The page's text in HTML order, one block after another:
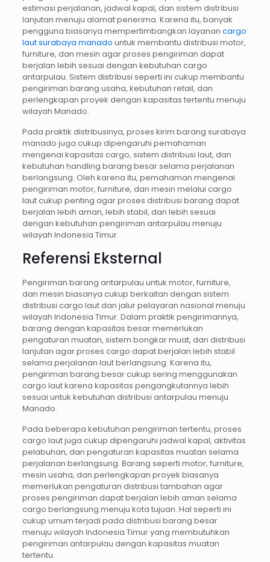
estimasi perjalanan, jadwal kapal, dan sistem distribusi
lanjutan menuju alamat penerima. Karena itu, banyak
pengguna biasanya mempertimbangkan layanan cargo
laut surabaya manado untuk membantu distribusi motor,
furniture, dan mesin agar proses pengiriman dapat
berjalan lebih sesuai dengan kebutuhan cargo
antarpulau. Sistem distribusi seperti ini cukup membantu
pengiriman barang usaha, kebutuhan retail, dan
perlengkapan proyek dengan kapasitas tertentu menuju
wilayah Manado.
Pada praktik distribusinya, proses kirim barang surabaya
manado juga cukup dipengaruhi pemahaman
mengenai kapasitas cargo, sistem distribusi laut, dan
kebutuhan handling barang besar selama perjalanan
berlangsung. Oleh karena itu, pemahaman mengenai
pengiriman motor, furniture, dan mesin melalui cargo
laut cukup penting agar proses distribusi barang dapat
berjalan lebih aman, lebih stabil, dan lebih sesuai
dengan kebutuhan pengiriman antarpulau menuju
wilayah Indonesia Timur.
Referensi Eksternal
Pengiriman barang antarpulau untuk motor, furniture,
dan mesin biasanya cukup berkaitan dengan sistem
distribusi cargo laut dan jalur pelayaran nasional menuju
wilayah Indonesia Timur. Dalam praktik pengirimannya,
barang dengan kapasitas besar memerlukan
pengaturan muatan, sistem bongkar muat, dan distribusi
lanjutan agar proses cargo dapat berjalan lebih stabil
selama perjalanan laut berlangsung. Karena itu,
pengiriman barang besar cukup sering menggunakan
cargo laut karena kapasitas pengangkutannya lebih
sesuai untuk kebutuhan distribusi antarpulau menuju
Manado.
Pada beberapa kebutuhan pengiriman tertentu, proses
cargo laut juga cukup dipengaruhi jadwal kapal, aktivitas
pelabuhan, dan pengaturan kapasitas muatan selama
perjalanan berlangsung. Barang seperti motor, furniture,
mesin usaha, dan perlengkapan proyek biasanya
memerlukan pengaturan distribusi tambahan agar
proses pengiriman dapat berjalan lebih aman selama
cargo berlangsung menuju kota tujuan. Hal seperti ini
cukup umum terjadi pada distribusi barang besar
menuju wilayah Indonesia Timur yang membutuhkan
pengiriman antarpulau dengan kapasitas muatan
tertentu.